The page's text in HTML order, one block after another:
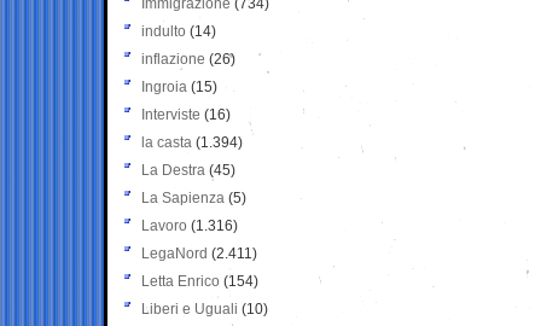
Immigrazione (734)
indulto (14)
inflazione (26)
Ingroia (15)
Interviste (16)
la casta (1.394)
La Destra (45)
La Sapienza (5)
Lavoro (1.316)
LegaNord (2.411)
Letta Enrico (154)
Liberi e Uguali (10)